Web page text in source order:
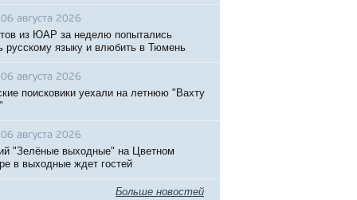
06 августа 2026
из ЮАР за неделю попытались
русскому языку и влюбить в Тюмень
06 августа 2026
поисковики уехали на летнюю "Вахту
06 августа 2026
"Зелёные выходные" на Цветном
в выходные ждет гостей
Больше новостей